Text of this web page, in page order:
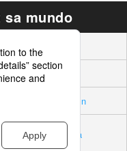
mundo
Hawaii Pacific
Europa
Gitnang silangan
Timog Amerika